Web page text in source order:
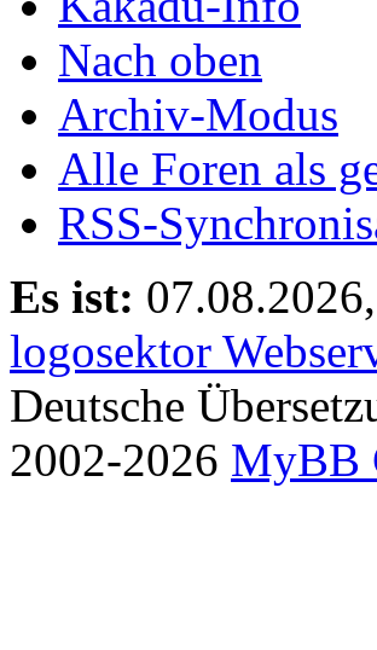
Nach oben
Archiv-Modus
Alle Foren als
RSS-
Es ist:
logosektor
Deutsche
2002-2026 MyBB